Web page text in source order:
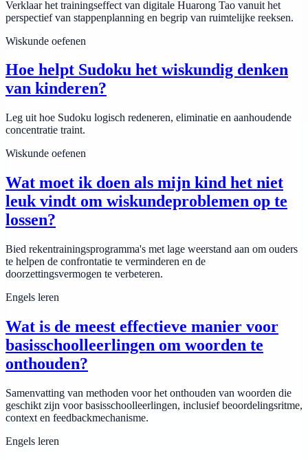
Verklaar het trainingseffect van digitale Huarong Tao vanuit het
perspectief van stappenplanning en begrip van ruimtelijke reeksen.
Wiskunde oefenen
Hoe helpt Sudoku het wiskundig denken
van kinderen?
Leg uit hoe Sudoku logisch redeneren, eliminatie en aanhoudende
concentratie traint.
Wiskunde oefenen
Wat moet ik doen als mijn kind het niet
leuk vindt om wiskundeproblemen op te
lossen?
Bied rekentrainingsprogramma's met lage weerstand aan om ouders
te helpen de confrontatie te verminderen en de
doorzettingsvermogen te verbeteren.
Engels leren
Wat is de meest effectieve manier voor
basisschoolleerlingen om woorden te
onthouden?
Samenvatting van methoden voor het onthouden van woorden die
geschikt zijn voor basisschoolleerlingen, inclusief beoordelingsritme,
context en feedbackmechanisme.
Engels leren